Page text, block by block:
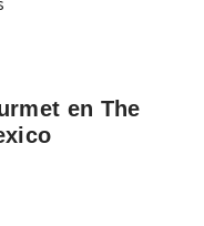
en The